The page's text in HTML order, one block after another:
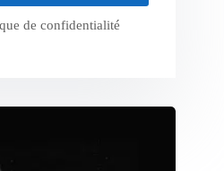
de confidentialité